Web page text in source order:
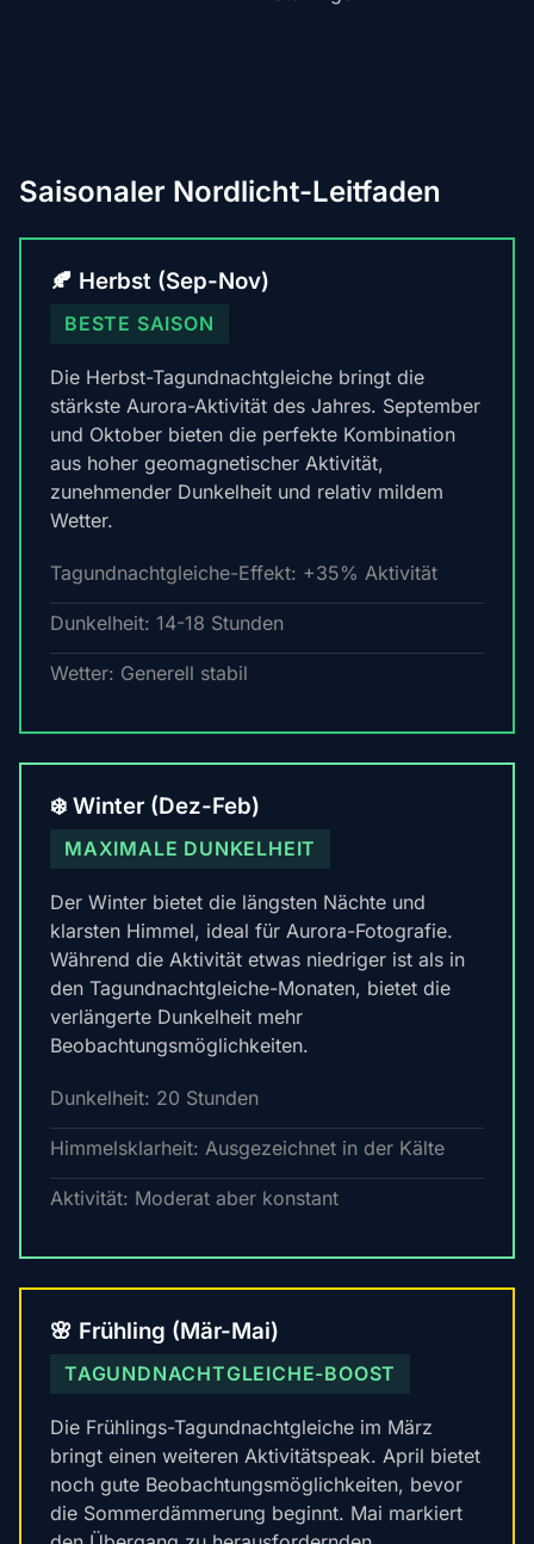
Saisonaler Nordlicht-Leitfaden
🍂 Herbst (Sep-Nov)
BESTE SAISON
Die Herbst-Tagundnachtgleiche bringt die
stärkste Aurora-Aktivität des Jahres. September
und Oktober bieten die perfekte Kombination
aus hoher geomagnetischer Aktivität,
zunehmender Dunkelheit und relativ mildem
Wetter.
Tagundnachtgleiche-Effekt: +35% Aktivität
Dunkelheit: 14-18 Stunden
Wetter: Generell stabil
❄️ Winter (Dez-Feb)
MAXIMALE DUNKELHEIT
Der Winter bietet die längsten Nächte und
klarsten Himmel, ideal für Aurora-Fotografie.
Während die Aktivität etwas niedriger ist als in
den Tagundnachtgleiche-Monaten, bietet die
verlängerte Dunkelheit mehr
Beobachtungsmöglichkeiten.
Dunkelheit: 20 Stunden
Himmelsklarheit: Ausgezeichnet in der Kälte
Aktivität: Moderat aber konstant
🌸 Frühling (Mär-Mai)
TAGUNDNACHTGLEICHE-BOOST
Die Frühlings-Tagundnachtgleiche im März
bringt einen weiteren Aktivitätspeak. April bietet
noch gute Beobachtungsmöglichkeiten, bevor
die Sommerdämmerung beginnt. Mai markiert